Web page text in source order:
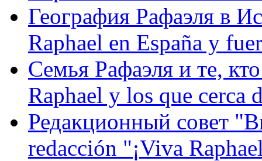
География Рафаэля в
Raphael en España y
Семья Рафаэля и те,
Raphael y los que cerca
Редакционный совет
redacción "¡Viva